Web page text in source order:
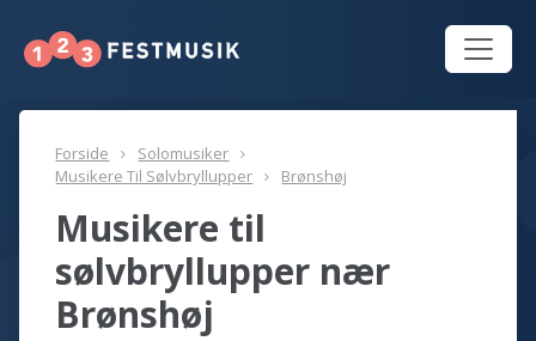
Forside
Solomusiker
Musikere Til Sølvbryllupper
Brønshøj
Musikere til
sølvbryllupper nær
Brønshøj